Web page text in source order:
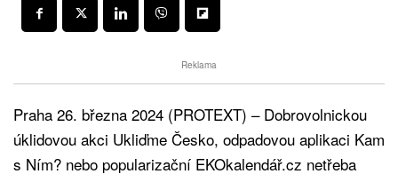
Reklama
Praha 26. března 2024 (PROTEXT) – Dobrovolnickou
úklidovou akci Ukliďme Česko, odpadovou aplikaci Kam
s Ním? nebo popularizační EKOkalendář.cz netřeba